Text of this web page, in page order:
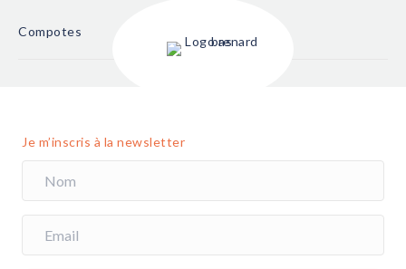
Compotes
Je m’inscris à la newsletter